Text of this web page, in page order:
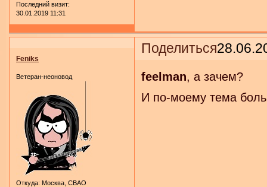
Последний визит:
30.01.2019 11:31
Поделиться
Feniks
Ветеран-неоновод
Откуда: Москва, СВАО
feelman, а зачем?
И по-моему тема